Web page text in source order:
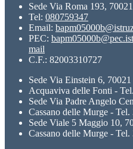
Sede Via Roma 193,
Tel: 080759347
Email:
PEC:
mail
C.F.: 82003310727
Sede Via Einstein 6, 70021
Acquaviva delle Fonti -
Sede Via Padre Angelo
Cassano delle Murge -
Sede Viale 5 Maggio 10,
Cassano delle Murge -